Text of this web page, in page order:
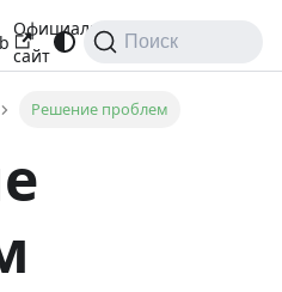
Официальный
сайт
Поиск
Решение проблем